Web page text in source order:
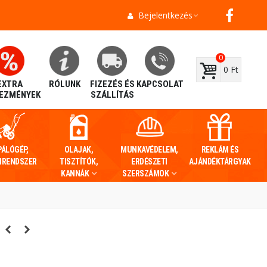
Bejelentkezés
RÓLUNK
FIZEZÉS ÉS
SZÁLLÍTÁS
KAPCSOLAT
0
0 Ft
OLAJAK,
TISZTÍTÓK,
KANNÁK
MUNKAVÉDELEM,
ERDÉSZETI
SZERSZÁMOK
REKLÁM ÉS
AJÁNDÉKTÁRGYAK